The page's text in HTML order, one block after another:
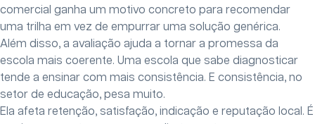
comercial ganha um motivo concreto para recomendar
uma trilha em vez de empurrar uma solução genérica.
Além disso, a avaliação ajuda a tornar a promessa da
escola mais coerente. Uma escola que sabe diagnosticar
tende a ensinar com mais consistência. E consistência, no
setor de educação, pesa muito.
Ela afeta retenção, satisfação, indicação e reputação local. É